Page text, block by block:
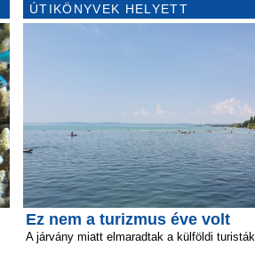
ÚTIKÖNYVEK HELYETT
Ez nem a turizmus éve volt
A járvány miatt elmaradtak a külföldi turisták